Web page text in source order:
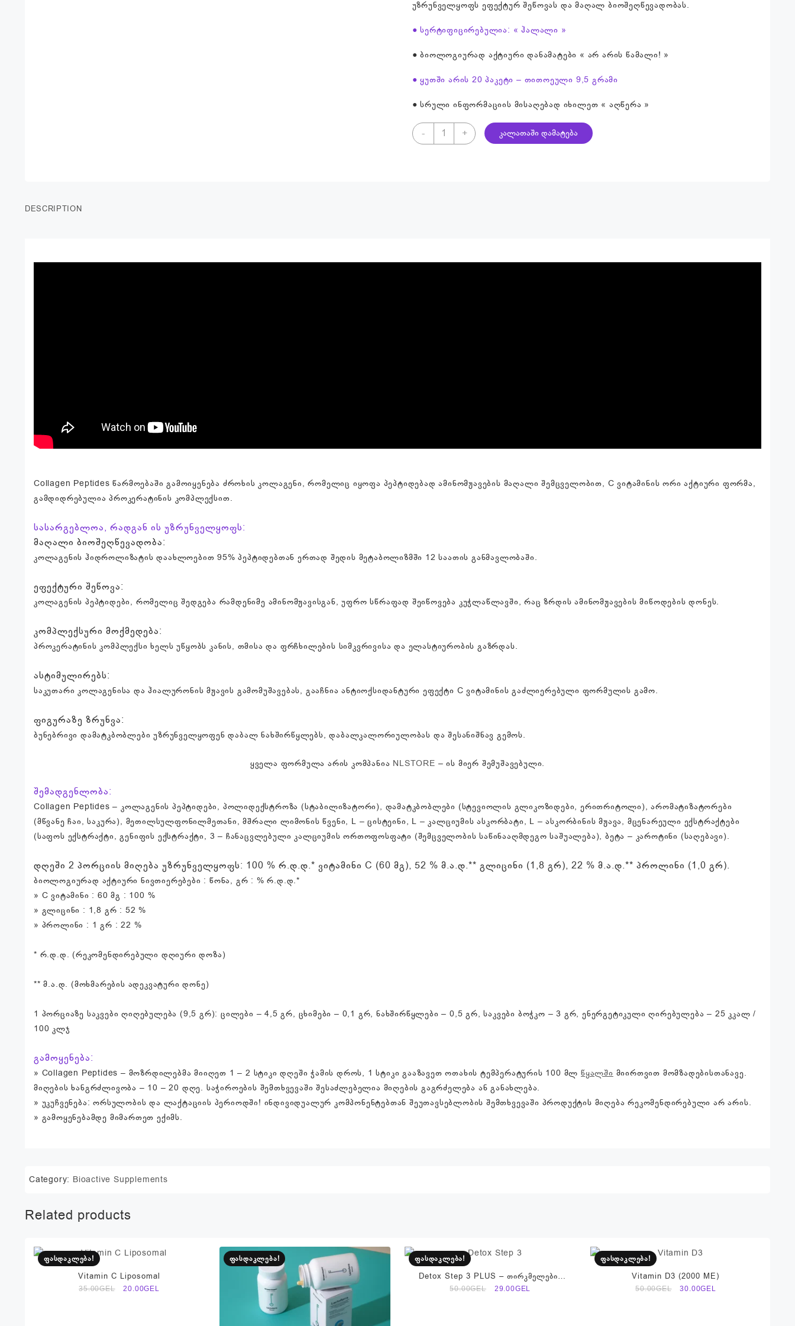
უზრუნველყოფს ეფექტურ შეწოვას და მაღალ ბიოშეღწევადობას.
● სერტიფიცირებულია: « ჰალალი »
● ბიოლოგიურად აქტიური დანამატები « არ არის წამალი! »
● ყუთში არის 20 პაკეტი – თითოეული 9,5 გრამი
● სრული ინფორმაციის მისაღებად იხილეთ « აღწერა »
-
რაოდენობა:
Collagen
+ კალათაში დამატება
DESCRIPTION
Collagen Peptides წარმოებაში გამოიყენება ძროხის კოლაგენი, რომელიც იყოფა პეპტიდებად ამინომჟავების მაღალი შემცველობით, C ვიტამინის ორი აქტიური ფორმა,
გამდიდრებულია პროკერატინის კომპლექსით.
სასარგებლოა, რადგან ის უზრუნველყოფს:
მაღალი ბიოშეღწევადობა:
კოლაგენის ჰიდროლიზატის დაახლოებით 95% პეპტიდებთან ერთად შედის მეტაბოლიზმში 12 საათის განმავლობაში.
ეფექტური შეწოვა:
კოლაგენის პეპტიდები, რომელიც შედგება რამდენიმე ამინომჟავისგან, უფრო სწრაფად შეიწოვება კუჭლაწლავში, რაც ზრდის ამინომჟავების მიწოდების დონეს.
კომპლექსური მოქმედება:
პროკერატინის კომპლექსი ხელს უწყობს კანის, თმისა და ფრჩხილების სიმკვრივისა და ელასტიურობის გაზრდას.
ასტიმულირებს:
საკუთარი კოლაგენისა და ჰიალურონის მჟავის გამომუშავებას, გააჩნია ანტიოქსიდანტური ეფექტი C ვიტამინის გაძლიერებული ფორმულის გამო.
ფიგურაზე ზრუნვა:
ბუნებრივი დამატკბობლები უზრუნველყოფენ დაბალ ნახშირწყლებს, დაბალკალორიულობას და შესანიშნავ გემოს.
ყველა ფორმულა არის კომპანია NLSTORE – ის მიერ შემუშავებული.
შემადგენლობა:
Collagen Peptides – კოლაგენის პეპტიდები, პოლიდექსტროზა (სტაბილიზატორი), დამატკბობლები (სტევიოლის გლიკოზიდები, ერითრიტოლი), არომატიზატორები
(მწვანე ჩაი, საკურა), მეთილსულფონილმეთანი, მშრალი ლიმონის წვენი, L – ცისტეინი, L – კალციუმის ასკორბატი, L – ასკორბინის მჟავა, მცენარეული ექსტრაქტები
(საფოს ექსტრაქტი, გენიფის ექსტრაქტი, 3 – ჩანაცვლებული კალციუმის ორთოფოსფატი (შემცველობის საწინააღმდეგო საშუალება), ბეტა – კაროტინი (საღებავი).
დღეში 2 პორციის მიღება უზრუნველყოფს: 100 % რ.დ.დ.* ვიტამინი С (60 მგ), 52 % მ.ა.დ.** გლიცინი (1,8 გრ), 22 % მ.ა.დ.** პროლინი (1,0 გრ).
ბიოლოგიურად აქტიური ნივთიერებები : წონა, გრ : % რ.დ.დ.*
» C ვიტამინი : 60 მგ : 100 %
» გლიცინი : 1,8 გრ : 52 %
» პროლინი : 1 გრ : 22 %
* რ.დ.დ. (რეკომენდირებული დღიური დოზა)
** მ.ა.დ. (მოხმარების ადეკვატური დონე)
1 პორციაზე საკვები ღიღებულება (9,5 გრ): ცილები – 4,5 გრ, ცხიმები – 0,1 გრ, ნახშირწყლები – 0,5 გრ, საკვები ბოჭკო – 3 გრ, ენერგეტიკული ღირებულება – 25 კკალ /
100 კლჯ
გამოყენება:
» Collagen Peptides – მოზრდილებმა მიიღეთ 1 – 2 სტიკი დღეში ჭამის დროს, 1 სტიკი გააზავეთ ოთახის ტემპერატურის 100 მლ წყალში მიირთვით მომზადებისთანავე.
მიღების ხანგრძლივობა – 10 – 20 დღე. საჭიროების შემთხვევაში შესაძლებელია მიღების გაგრძელება ან განახლება.
» უკუჩვენება: ორსულობის და ლაქტაციის პერიოდში! ინდივიდუალურ კომპონენტებთან შეუთავსებლობის შემთხვევაში პროდუქტის მიღება რეკომენდირებული არ არის.
» გამოყენებამდე მიმართეთ ექიმს.
Category: Bioactive Supplements
Related products
ფასდაკლება!
Vitamin C Liposomal
35.00GEL
Original
20.00GEL
ფასდაკლება! ფასდაკლება!
Detox Step 3 PLUS – თირკმელების
გაწმენდის ფორმულა
50.00GEL
Original
29.00GEL
ფასდაკლება!
Vitamin D3 (2000 ME)
50.00GEL
Original
30.00GEL